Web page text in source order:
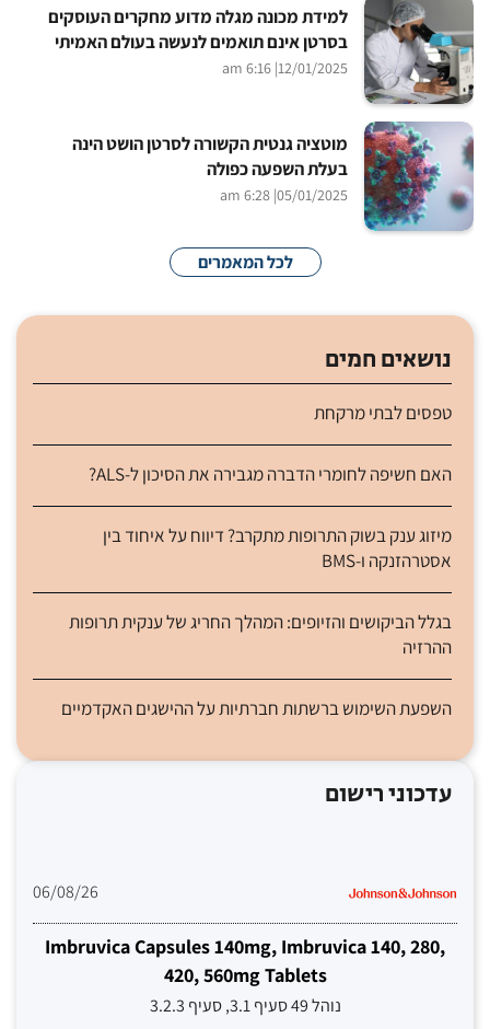
למידת מכונה מגלה מדוע מחקרים העוסקים
בסרטן אינם תואמים לנעשה בעולם האמיתי
12/01/2025
| 6:16 am
מוטציה גנטית הקשורה לסרטן הושט הינה
בעלת השפעה כפולה
05/01/2025
| 6:28 am
לכל המאמרים
נושאים חמים
טפסים לבתי מרקחת
האם חשיפה לחומרי הדברה מגבירה את הסיכון ל-ALS?
מיזוג ענק בשוק התרופות מתקרב? דיווח על איחוד בין
אסטרהזנקה ו-BMS
בגלל הביקושים והזיופים: המהלך החריג של ענקית תרופות
ההרזיה
השפעת השימוש ברשתות חברתיות על ההישגים האקדמיים
עדכוני רישום
06/08/26
Imbruvica Capsules 140mg, Imbruvica 140, 280,
420, 560mg Tablets
נוהל 49 סעיף 3.1, סעיף 3.2.3